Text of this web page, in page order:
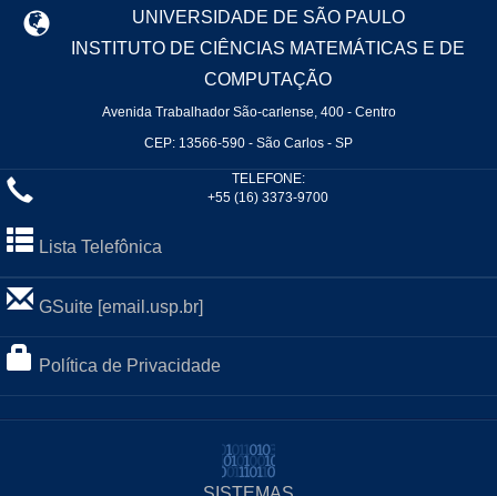
UNIVERSIDADE DE SÃO PAULO
INSTITUTO DE CIÊNCIAS MATEMÁTICAS E DE
COMPUTAÇÃO
Avenida Trabalhador São-carlense, 400 - Centro
CEP: 13566-590 - São Carlos - SP
TELEFONE:
+55 (16) 3373-9700
Lista Telefônica
GSuite [email.usp.br]
Política de Privacidade